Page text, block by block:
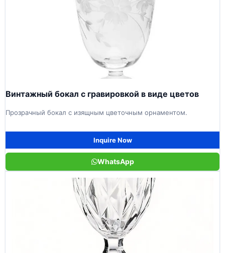
Винтажный бокал с гравировкой в виде цветов
Прозрачный бокал с изящным цветочным орнаментом.
Inquire Now
WhatsApp